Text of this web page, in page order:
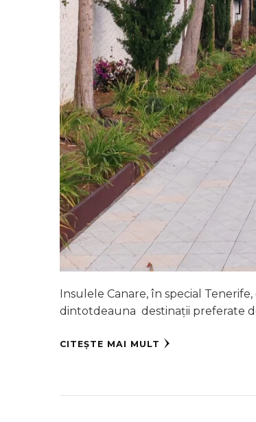
Insulele Canare, în special
dintotdeauna destinații preferate
CITEȘTE MAI MULT